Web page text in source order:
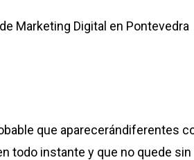
Marketing Digital en Pontevedra
que aparecerándiferentes
todo instante y que no quede